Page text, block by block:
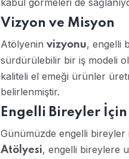
kabul görmeleri de
Vizyon ve Misyon
Atölyenin vizyonu, engelli
sürdürülebilir bir iş modeli
kaliteli el emeği ürünler
belirlenmiştir.
Engelli Bireyler İçin
Günümüzde engelli
Atölyesi, engelli bireylere